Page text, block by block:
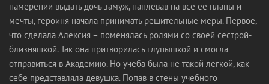
намерении выдать дочь замуж, наплевав на все её планы и
мечты, героиня начала принимать решительные меры. Первое,
что сделала Алексия – поменялась ролями со своей сестрой-
близняшкой. Так она притворилась глупышкой и смогла
отправиться в Академию. Но учеба была не такой легкой, как
себе представляла девушка. Попав в стены учебного